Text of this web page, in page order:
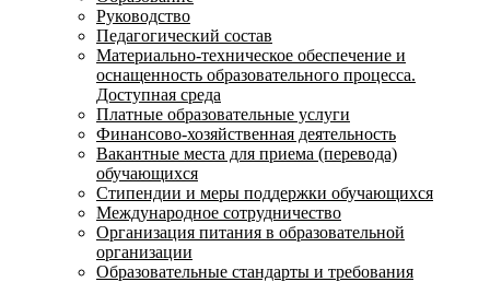
Руководство
Педагогический состав
Материально-техническое обеспечение и
оснащенность образовательного процесса.
Доступная среда
Платные образовательные услуги
Финансово-хозяйственная деятельность
Вакантные места для приема (перевода)
обучающихся
Стипендии и меры поддержки обучающихся
Международное сотрудничество
Организация питания в образовательной
организации
Образовательные стандарты и требования